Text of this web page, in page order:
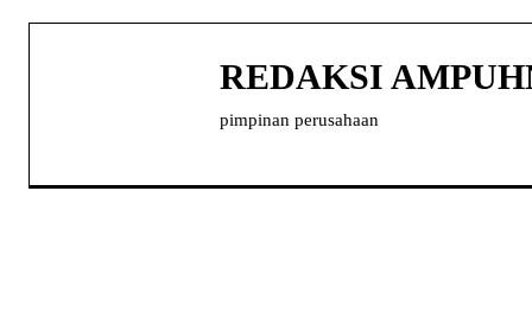
REDAKSI
pimpinan perusahaan